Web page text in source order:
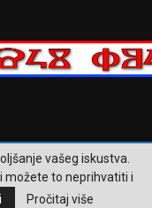
su zadržana.
vašeg iskustva.
možete to neprihvatiti i
Pročitaj više